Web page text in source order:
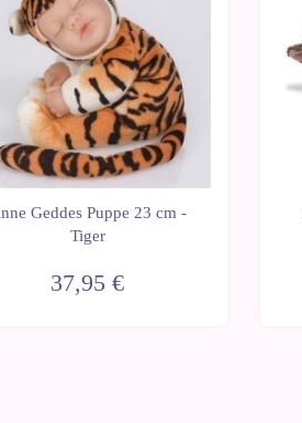
Geddes Puppe 23 cm -
Tiger
37,95 €